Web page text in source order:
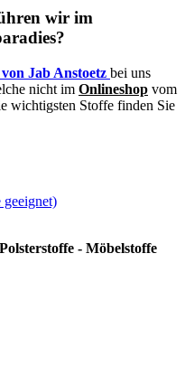
wir im
Jab Anstoetz bei uns
nicht im Onlineshop vom
wichtigsten Stoffe finden Sie
- Möbelstoffe